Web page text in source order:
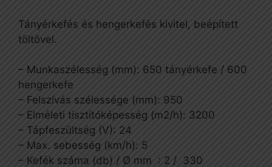
Tányérkefés és hengerkefés kivitel, beépített
töltővel.
– Munkaszélesség (mm): 650 tányérkefe / 600
hengerkefe
– Felszívás szélessége (mm): 950
– Elméleti tisztítóképesség (m2/h): 3200
– Tápfeszültség (V): 24
– Max. sebesség (km/h): 5
– Kefék száma (db) / Ø mm : 2 / 330